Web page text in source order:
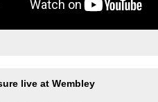
live at Wembley